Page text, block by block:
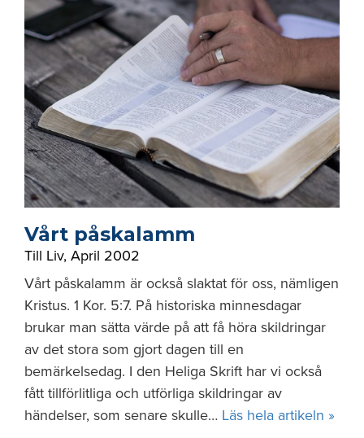
Vårt påskalamm
Till Liv, April 2002
Vårt påskalamm är också slaktat för oss, nämligen
Kristus. 1 Kor. 5:7. På historiska minnesdagar
brukar man sätta värde på att få höra skildringar
av det stora som gjort dagen till en
bemärkelsedag. I den Heliga Skrift har vi också
fått tillförlitliga och utförliga skildringar av
händelser, som senare skulle… Läs hela artikeln »